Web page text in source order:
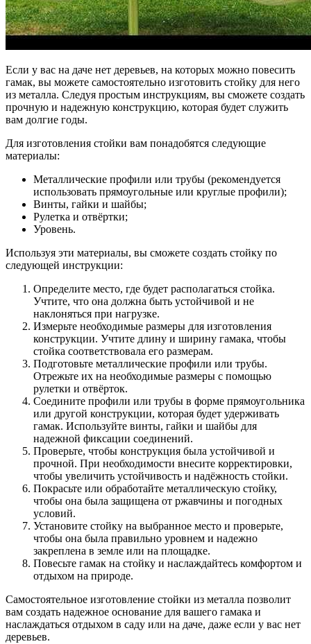
Если у вас на даче нет деревьев, на которых можно повесить
гамак, вы можете самостоятельно изготовить стойку для него
из металла. Следуя простым инструкциям, вы сможете создать
прочную и надежную конструкцию, которая будет служить
вам долгие годы.
Для изготовления стойки вам понадобятся следующие
материалы:
Металлические профили или трубы (рекомендуется
использовать прямоугольные или круглые профили);
Винты, гайки и шайбы;
Рулетка и отвёртки;
Уровень.
Используя эти материалы, вы сможете создать стойку по
следующей инструкции:
Определите место, где будет располагаться стойка.
Учтите, что она должна быть устойчивой и не
наклоняться при нагрузке.
Измерьте необходимые размеры для изготовления
конструкции. Учтите длину и ширину гамака, чтобы
стойка соответствовала его размерам.
Подготовьте металлические профили или трубы.
Отрежьте их на необходимые размеры с помощью
рулетки и отвёрток.
Соедините профили или трубы в форме прямоугольника
или другой конструкции, которая будет удерживать
гамак. Используйте винты, гайки и шайбы для
надежной фиксации соединений.
Проверьте, чтобы конструкция была устойчивой и
прочной. При необходимости внесите корректировки,
чтобы увеличить устойчивость и надёжность стойки.
Покрасьте или обработайте металлическую стойку,
чтобы она была защищена от ржавчины и погодных
условий.
Установите стойку на выбранное место и проверьте,
чтобы она была правильно уровнем и надежно
закреплена в земле или на площадке.
Повесьте гамак на стойку и наслаждайтесь комфортом и
отдыхом на природе.
Самостоятельное изготовление стойки из металла позволит
вам создать надежное основание для вашего гамака и
наслаждаться отдыхом в саду или на даче, даже если у вас нет
деревьев.